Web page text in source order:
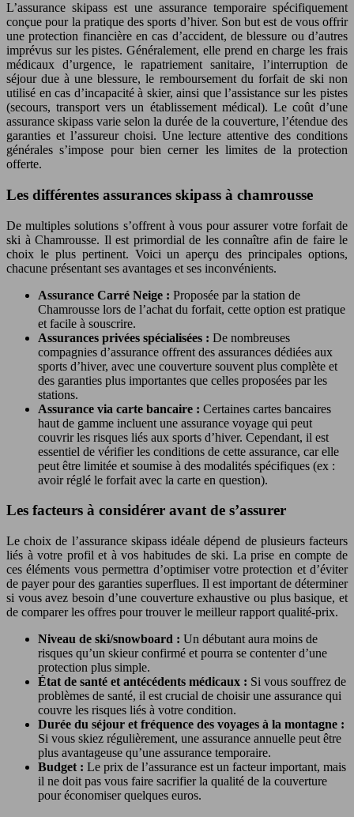
L’assurance skipass est une assurance temporaire spécifiquement
conçue pour la pratique des sports d’hiver. Son but est de vous offrir
une protection financière en cas d’accident, de blessure ou d’autres
imprévus sur les pistes. Généralement, elle prend en charge les frais
médicaux d’urgence, le rapatriement sanitaire, l’interruption de
séjour due à une blessure, le remboursement du forfait de ski non
utilisé en cas d’incapacité à skier, ainsi que l’assistance sur les pistes
(secours, transport vers un établissement médical). Le coût d’une
assurance skipass varie selon la durée de la couverture, l’étendue des
garanties et l’assureur choisi. Une lecture attentive des conditions
générales s’impose pour bien cerner les limites de la protection
offerte.
Les différentes assurances skipass à chamrousse
De multiples solutions s’offrent à vous pour assurer votre forfait de
ski à Chamrousse. Il est primordial de les connaître afin de faire le
choix le plus pertinent. Voici un aperçu des principales options,
chacune présentant ses avantages et ses inconvénients.
Assurance Carré Neige : Proposée par la station de
Chamrousse lors de l’achat du forfait, cette option est pratique
et facile à souscrire.
Assurances privées spécialisées : De nombreuses
compagnies d’assurance offrent des assurances dédiées aux
sports d’hiver, avec une couverture souvent plus complète et
des garanties plus importantes que celles proposées par les
stations.
Assurance via carte bancaire : Certaines cartes bancaires
haut de gamme incluent une assurance voyage qui peut
couvrir les risques liés aux sports d’hiver. Cependant, il est
essentiel de vérifier les conditions de cette assurance, car elle
peut être limitée et soumise à des modalités spécifiques (ex :
avoir réglé le forfait avec la carte en question).
Les facteurs à considérer avant de s’assurer
Le choix de l’assurance skipass idéale dépend de plusieurs facteurs
liés à votre profil et à vos habitudes de ski. La prise en compte de
ces éléments vous permettra d’optimiser votre protection et d’éviter
de payer pour des garanties superflues. Il est important de déterminer
si vous avez besoin d’une couverture exhaustive ou plus basique, et
de comparer les offres pour trouver le meilleur rapport qualité-prix.
Niveau de ski/snowboard : Un débutant aura moins de
risques qu’un skieur confirmé et pourra se contenter d’une
protection plus simple.
État de santé et antécédents médicaux : Si vous souffrez de
problèmes de santé, il est crucial de choisir une assurance qui
couvre les risques liés à votre condition.
Durée du séjour et fréquence des voyages à la montagne :
Si vous skiez régulièrement, une assurance annuelle peut être
plus avantageuse qu’une assurance temporaire.
Budget : Le prix de l’assurance est un facteur important, mais
il ne doit pas vous faire sacrifier la qualité de la couverture
pour économiser quelques euros.